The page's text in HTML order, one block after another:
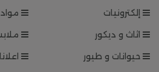
إلكترونيات
اثاث و ديكور
حيوانات و طيور